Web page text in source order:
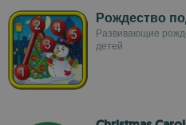
Рождество
Развивающие
детей